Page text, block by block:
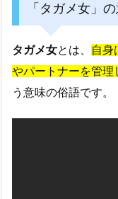
「タガメ女」
タガメ女とは、
自身
やパートナーを管理
う意味の俗語です。